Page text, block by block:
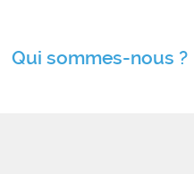
Qui sommes-nous ?